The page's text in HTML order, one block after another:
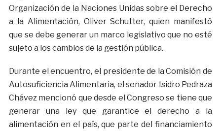
Organización de la Naciones Unidas sobre el Derecho
a la Alimentación, Oliver Schutter, quien manifestó
que se debe generar un marco legislativo que no esté
sujeto a los cambios de la gestión pública.
Durante el encuentro, el presidente de la Comisión de
Autosuficiencia Alimentaria, el senador Isidro Pedraza
Chávez mencionó que desde el Congreso se tiene que
generar una ley que garantice el derecho a la
alimentación en el país, que parte del financiamiento